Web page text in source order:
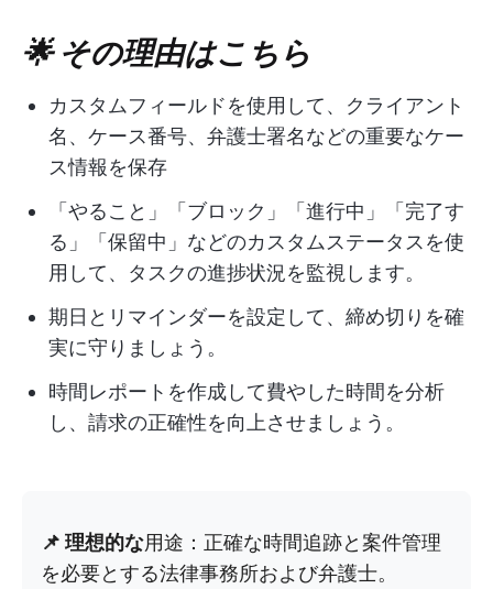
🌟 その理由はこちら
カスタムフィールドを使用して、クライアント
名、ケース番号、弁護士署名などの重要なケー
ス情報を保存
「やること」「ブロック」「進行中」「完了す
る」「保留中」などのカスタムステータスを使
用して、タスクの進捗状況を監視します。
期日とリマインダーを設定して、締め切りを確
実に守りましょう。
時間レポートを作成して費やした時間を分析
し、請求の正確性を向上させましょう。
📌 理想的な用途：正確な時間追跡と案件管理
を必要とする法律事務所および弁護士。